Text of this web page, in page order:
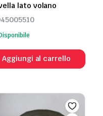
lato volano
Aggiungi al carrello